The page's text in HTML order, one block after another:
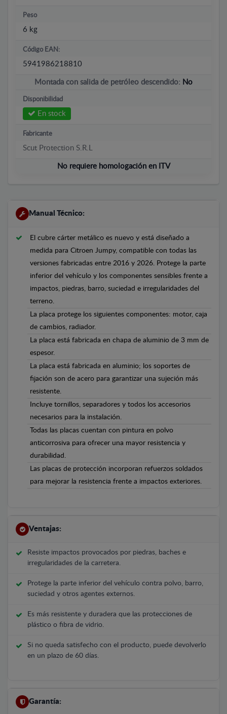
Peso
6 kg
Código EAN:
5941986218810
Montada con salida de petróleo descendido: No
Disponibilidad
En stock
Fabricante
Scut Protection S.R.L
No requiere homologación en ITV
Manual Técnico:
El cubre cárter metálico es nuevo y está diseñado a
medida para Citroen Jumpy, compatible con todas las
versiones fabricadas entre 2016 y 2026. Protege la parte
inferior del vehículo y los componentes sensibles frente a
impactos, piedras, barro, suciedad e irregularidades del
terreno.
La placa protege los siguientes componentes: motor, caja
de cambios, radiador.
La placa está fabricada en chapa de aluminio de 3 mm de
espesor.
La placa está fabricada en aluminio; los soportes de
fijación son de acero para garantizar una sujeción más
resistente.
Incluye tornillos, separadores y todos los accesorios
necesarios para la instalación.
Todas las placas cuentan con pintura en polvo
anticorrosiva para ofrecer una mayor resistencia y
durabilidad.
Las placas de protección incorporan refuerzos soldados
para mejorar la resistencia frente a impactos exteriores.
Ventajas:
Resiste impactos provocados por piedras, baches e
irregularidades de la carretera.
Protege la parte inferior del vehículo contra polvo, barro,
suciedad y otros agentes externos.
Es más resistente y duradera que las protecciones de
plástico o fibra de vidrio.
Si no queda satisfecho con el producto, puede devolverlo
en un plazo de 60 días.
Garantía: